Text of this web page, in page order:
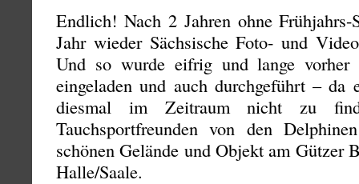
Endlich! Nach 2 Jahren ohne
Jahr wieder Sächsische Foto- und
Und so wurde eifrig und lange vorher
eingeladen und auch durchgeführt – da
diesmal im Zeitraum nicht zu
Tauchsportfreunden von den
schönen Gelände und Objekt am Gützer
Halle/Saale.